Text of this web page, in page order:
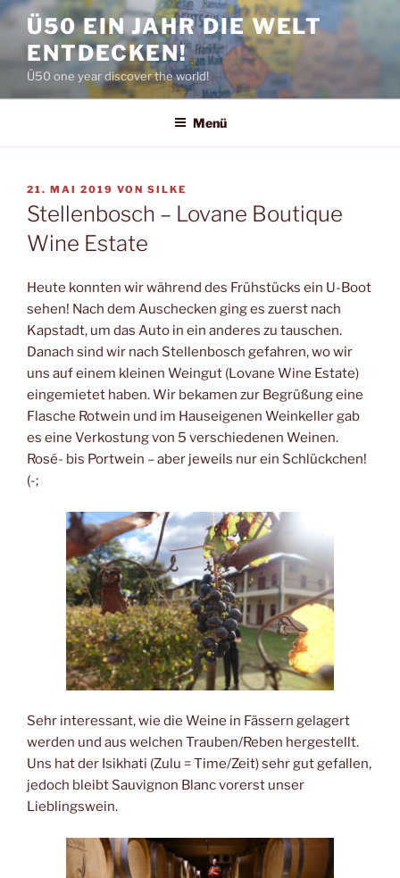
Zum
Inhalt
springen
Ü50 EIN JAHR DIE WELT
ENTDECKEN!
Ü50 one year discover the world!
Menü
VERÖFFENTLICHT
AM
21. MAI 2019 VON SILKE
Stellenbosch – Lovane Boutique
Wine Estate
Heute konnten wir während des Frühstücks ein U-Boot
sehen! Nach dem Auschecken ging es zuerst nach
Kapstadt, um das Auto in ein anderes zu tauschen.
Danach sind wir nach Stellenbosch gefahren, wo wir
uns auf einem kleinen Weingut (Lovane Wine Estate)
eingemietet haben. Wir bekamen zur Begrüßung eine
Flasche Rotwein und im Hauseigenen Weinkeller gab
es eine Verkostung von 5 verschiedenen Weinen.
Rosé- bis Portwein – aber jeweils nur ein Schlückchen!
(-;
Sehr interessant, wie die Weine in Fässern gelagert
werden und aus welchen Trauben/Reben hergestellt.
Uns hat der Isikhati (Zulu = Time/Zeit) sehr gut gefallen,
jedoch bleibt Sauvignon Blanc vorerst unser
Lieblingswein.